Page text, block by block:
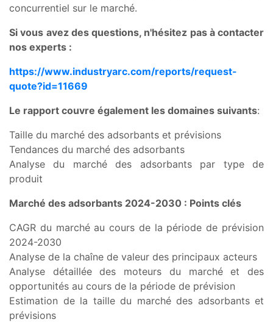
concurrentiel sur le marché.
Si vous avez des questions, n'hésitez pas à contacter
nos experts :
https://www.industryarc.com/reports/request-
quote?id=11669
Le rapport couvre également les domaines suivants:
Taille du marché des adsorbants et prévisions
Tendances du marché des adsorbants
Analyse du marché des adsorbants par type de
produit
Marché des adsorbants 2024-2030 : Points clés
CAGR du marché au cours de la période de prévision
2024-2030
Analyse de la chaîne de valeur des principaux acteurs
Analyse détaillée des moteurs du marché et des
opportunités au cours de la période de prévision
Estimation de la taille du marché des adsorbants et
prévisions